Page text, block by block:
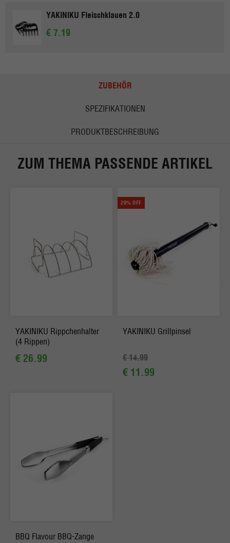
YAKINIKU Fleischklauen 2.0
€ 7.19
ZUBEHÖR
SPEZIFIKATIONEN
PRODUKTBESCHREIBUNG
ZUM THEMA PASSENDE ARTIKEL
YAKINIKU Rippchenhalter
(4 Rippen)
€ 26.99
20% OFF
YAKINIKU Grillpinsel
€ 14.99
€ 11.99
BBQ Flavour BBQ-Zange